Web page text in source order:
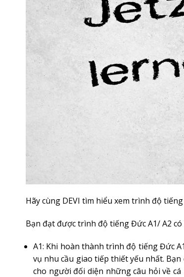
Hãy cùng DEVI tìm hiểu xem trình độ
Bạn đạt được trình độ tiếng Đức A1/ A2
A1: Khi hoàn thành trình độ tiếng Đức
vụ nhu cầu giao tiếp thiết yếu nhất.
cho người đối diện những câu hỏi về